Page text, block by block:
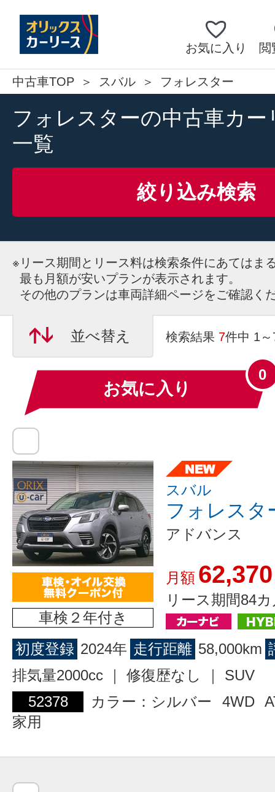
お気に入り 閲
中古車TOP スバル フォレスター
フォレスターの中古車カー
一覧
絞り込み検索
※ リース期間とリース料は検索条件にあてはま
最も月額が安いプランが表示されます。
その他のプランは車両詳細ページをご確認く
並べ替え 検索結果 7件中 1
お気に入り
0
車検２年付き
スバル
フォレスタ
アドバンス
月額 62,370
リース期間84
初度登録 2024年 走行距離 58,000km
排気量2000cc ｜ 修復歴なし ｜ SUV
52378
カラー：シルバー 4WD
家用